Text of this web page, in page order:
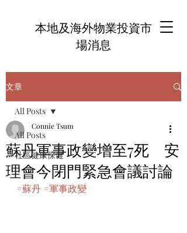
本地及海外物業投資市
場消息
文章
All Posts
社區健康保健
All Posts
蘇丹軍事政變增至7死 安
理會今閉門緊急會議討論
Connie Tsum
#蘇丹 #軍事政變